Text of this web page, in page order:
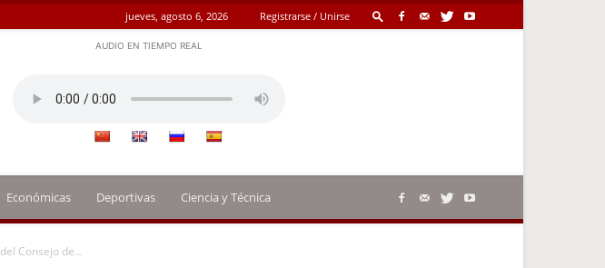
jueves, agosto 6, 2026 Registrarse / Unirse
AUDIO EN TIEMPO REAL
Económicas Deportivas Ciencia y Técnica
Consejo de...